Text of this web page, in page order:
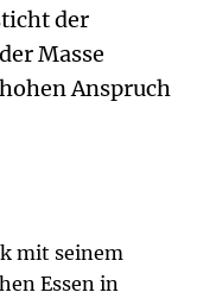
der
Masse
Anspruch
mit seinem
Essen in